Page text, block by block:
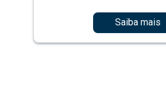
Saiba mais